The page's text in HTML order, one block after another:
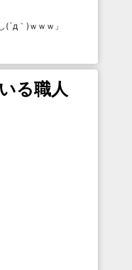
(´д｀)ｗｗｗ 」
る職人